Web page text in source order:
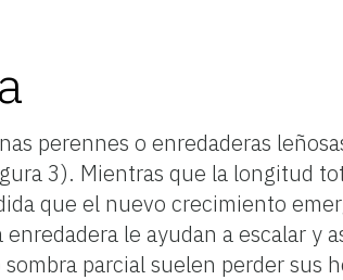
perennes o enredaderas
3). Mientras que la longitud
que el nuevo crecimiento
le ayudan a escalar
parcial suelen perder sus